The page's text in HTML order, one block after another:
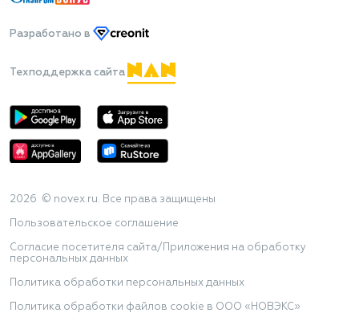
Разработано в
Техподдержка сайта
2026 © novex.ru. Все права защищены
Пользовательское соглашение
Согласие посетителя сайта/Приложения на обработку
персональных данных
Политика обработки персональных данных
Политика обработки файлов cookie в ООО «НОВЭКС»